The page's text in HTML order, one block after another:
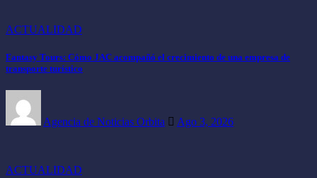
ACTUALIDAD
Fantasy Tours: Cómo JAC acompañó el crecimiento de una empresa de
transporte turístico
Agencia de Noticias Orbita Ago 3, 2026
ACTUALIDAD